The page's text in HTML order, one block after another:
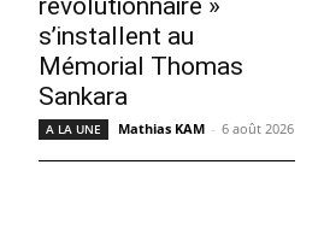
révolutionnaire »
s’installent au
Mémorial Thomas
Sankara
A LA UNE Mathias KAM - 6 août 2026